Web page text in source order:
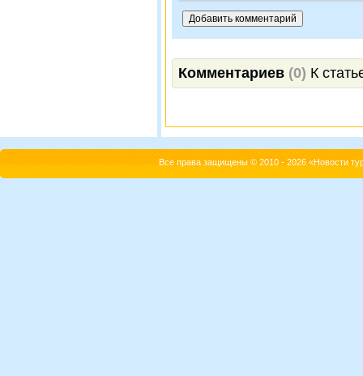
Комментариев (0) К
Все права защищены © 2010 - 2026 «Новости